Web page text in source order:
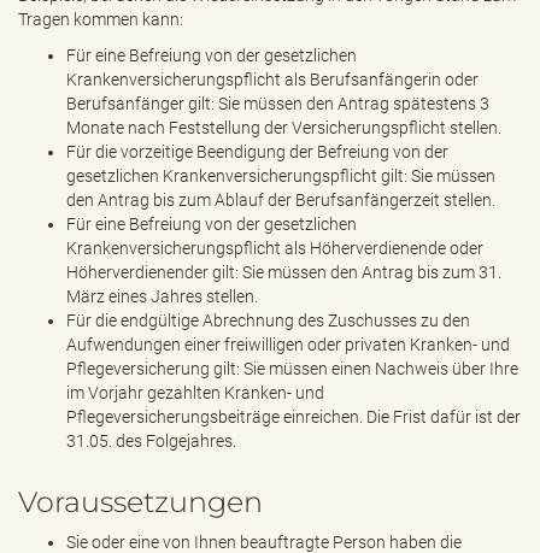
Tragen kommen kann:
Für eine Befreiung von der gesetzlichen
Krankenversicherungspflicht als Berufsanfängerin oder
Berufsanfänger gilt: Sie müssen den Antrag spätestens 3
Monate nach Feststellung der Versicherungspflicht stellen.
Für die vorzeitige Beendigung der Befreiung von der
gesetzlichen Krankenversicherungspflicht gilt: Sie müssen
den Antrag bis zum Ablauf der Berufsanfängerzeit stellen.
Für eine Befreiung von der gesetzlichen
Krankenversicherungspflicht als Höherverdienende oder
Höherverdienender gilt: Sie müssen den Antrag bis zum 31.
März eines Jahres stellen.
Für die endgültige Abrechnung des Zuschusses zu den
Aufwendungen einer freiwilligen oder privaten Kranken- und
Pflegeversicherung gilt: Sie müssen einen Nachweis über Ihre
im Vorjahr gezahlten Kranken- und
Pflegeversicherungsbeiträge einreichen. Die Frist dafür ist der
31.05. des Folgejahres.
Voraussetzungen
Sie oder eine von Ihnen beauftragte Person haben die